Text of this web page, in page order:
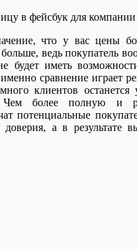
что у вас цены
ведь покупатель
будет иметь
сравнение играет
клиентов
Чем более полную и
потенциальные
а в результате